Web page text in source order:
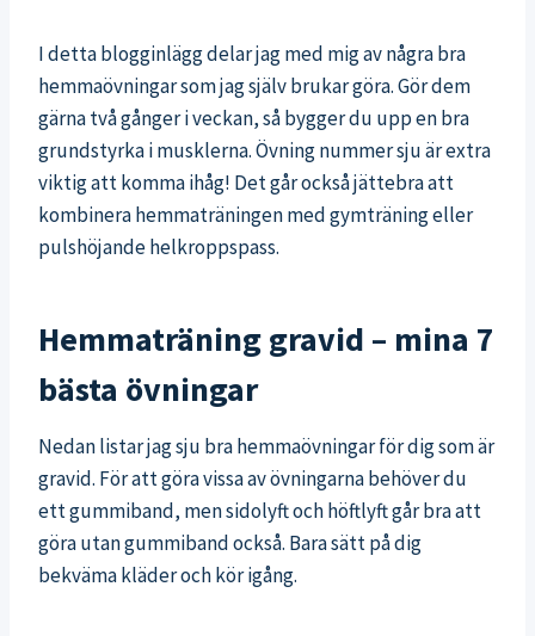
I detta blogginlägg delar jag med mig av några bra
hemmaövningar som jag själv brukar göra. Gör dem
gärna två gånger i veckan, så bygger du upp en bra
grundstyrka i musklerna. Övning nummer sju är extra
viktig att komma ihåg! Det går också jättebra att
kombinera hemmaträningen med gymträning eller
pulshöjande helkroppspass.
Hemmaträning gravid – mina 7
bästa övningar
Nedan listar jag sju bra hemmaövningar för dig som är
gravid. För att göra vissa av övningarna behöver du
ett gummiband, men sidolyft och höftlyft går bra att
göra utan gummiband också. Bara sätt på dig
bekväma kläder och kör igång.